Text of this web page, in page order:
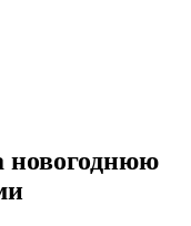
новогоднюю